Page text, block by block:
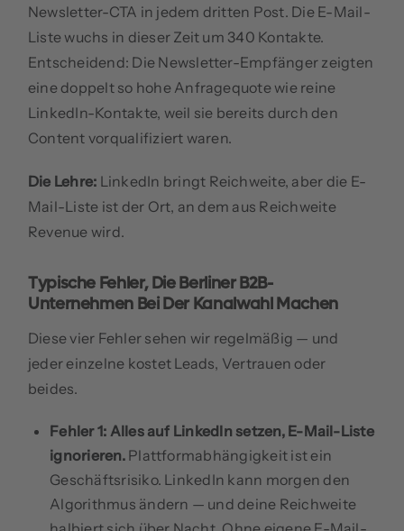
Newsletter-CTA in jedem dritten Post. Die E-Mail-
Liste wuchs in dieser Zeit um 340 Kontakte.
Entscheidend: Die Newsletter-Empfänger zeigten
eine doppelt so hohe Anfragequote wie reine
LinkedIn-Kontakte, weil sie bereits durch den
Content vorqualifiziert waren.
Die Lehre: LinkedIn bringt Reichweite, aber die E-
Mail-Liste ist der Ort, an dem aus Reichweite
Revenue wird.
Typische Fehler, Die Berliner B2B-
Unternehmen Bei Der Kanalwahl Machen
Diese vier Fehler sehen wir regelmäßig — und
jeder einzelne kostet Leads, Vertrauen oder
beides.
Fehler 1: Alles auf LinkedIn setzen, E-Mail-Liste
ignorieren.Plattformabhängigkeit ist ein
Geschäftsrisiko. LinkedIn kann morgen den
Algorithmus ändern — und deine Reichweite